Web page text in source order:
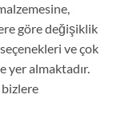
göre değişiklik
ve çok
yer almaktadır.